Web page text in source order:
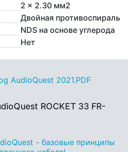
2 x 2.30 мм2
Двойная противоспираль
NDS на основе углерода
Нет
AudioQuest 2021.PDF
ROCKET 33 FR-
- базовые принципы